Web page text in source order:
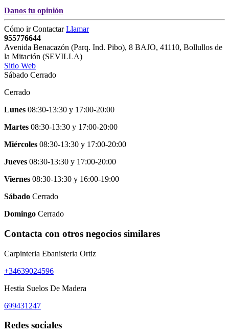
Danos tu opinión
Cómo irContactarLlamar
955776644
Avenida Benacazón (Parq. Ind. Pibo), 8 BAJO, 41110, Bollullos de
la Mitación (SEVILLA)
Sitio Web
Sábado Cerrado
Cerrado
Lunes 08:30-13:30 y 17:00-20:00
Martes 08:30-13:30 y 17:00-20:00
Miércoles 08:30-13:30 y 17:00-20:00
Jueves 08:30-13:30 y 17:00-20:00
Viernes 08:30-13:30 y 16:00-19:00
Sábado Cerrado
Domingo Cerrado
Contacta con otros negocios similares
Carpinteria Ebanisteria Ortiz
+34639024596
Hestia Suelos De Madera
699431247
Redes sociales